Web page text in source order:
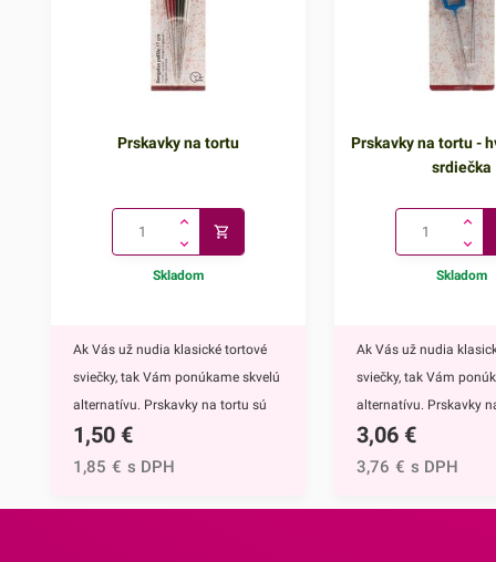
Prskavky na tortu
Skladom
Ak Vás už nudia klasické tortové
sviečky, tak Vám ponúkame skvelú
alternatívu. Prskavky na tortu sú
mimoriadne efektným doplnkom
nielen na torty, ale môžete ich
1,50 €
1,85 € s DPH
Prskavky na tortu -
srdiečka
Skladom
Ak Vás už nudia
sviečky, tak Vám
alternatívu. Prskavky
hviezdičky a srdiečka
mimoriadne efektným
3,06 €
3,76 € s DPH